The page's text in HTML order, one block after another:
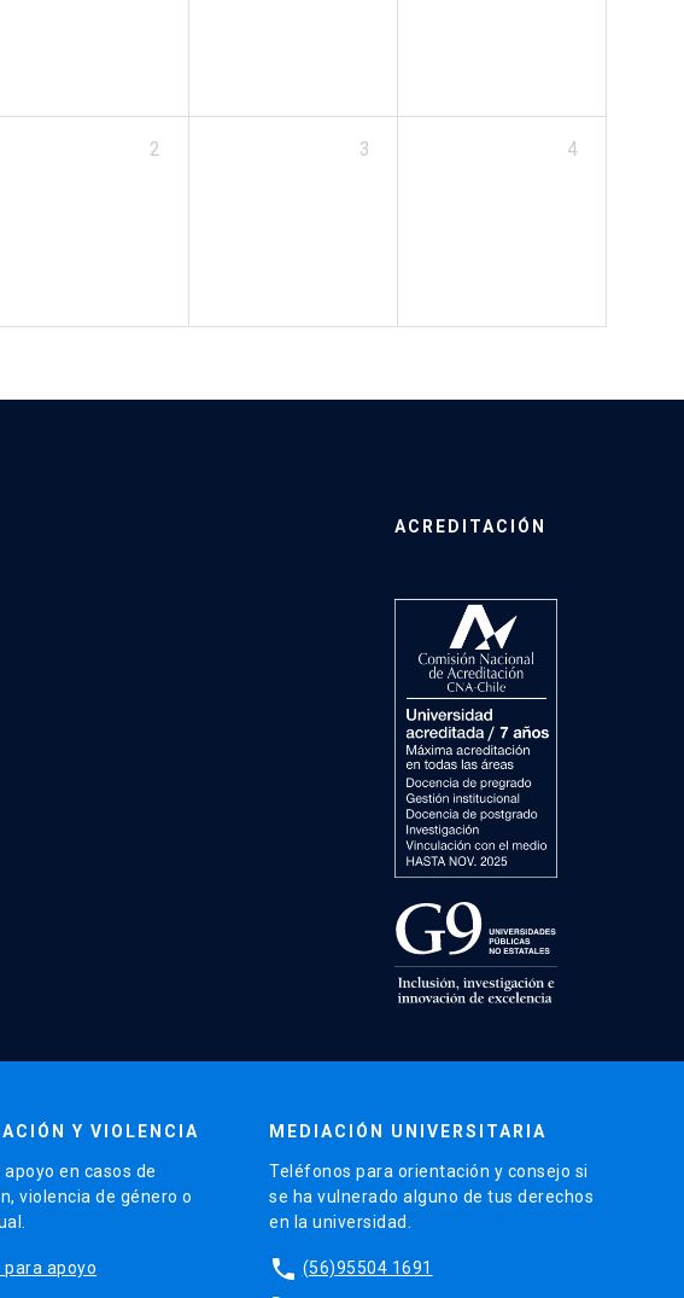
2 3 4
ACREDITACIÓN
Y VIOLENCIA
en casos de
violencia de género o
apoyo
MEDIACIÓN UNIVERSITARIA
Teléfonos para orientación y consejo si
se ha vulnerado alguno de tus derechos
en la universidad.
phone (56)95504 1691